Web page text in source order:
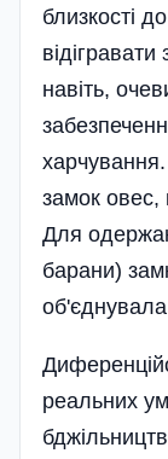
близкості
відігравати
навіть,
замок овес,
Для
барани)
об'єднувала
реальних